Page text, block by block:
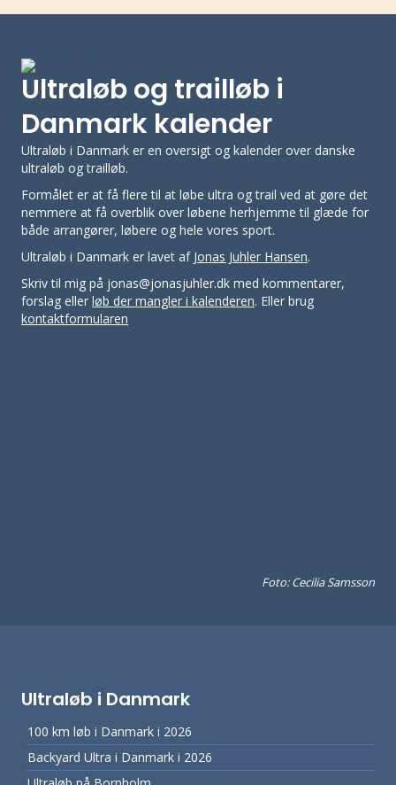
Ultraløb og trailløb i
Danmark kalender
Ultraløb i Danmark er en oversigt og kalender over danske
ultraløb og trailløb.
Formålet er at få flere til at løbe ultra og trail ved at gøre det
nemmere at få overblik over løbene herhjemme til glæde for
både arrangører, løbere og hele vores sport.
Ultraløb i Danmark er lavet af Jonas Juhler Hansen.
Skriv til mig på jonas@jonasjuhler.dk med kommentarer,
forslag eller løb der mangler i kalenderen. Eller brug
kontaktformularen
Foto: Cecilia Samsson
Ultraløb i Danmark
100 km løb i Danmark i 2026
Backyard Ultra i Danmark i 2026